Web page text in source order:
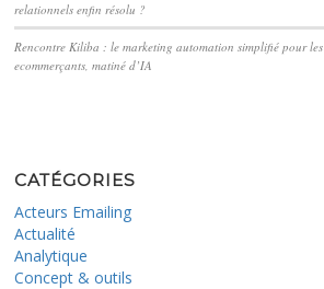
relationnels enfin résolu ?
Rencontre Kiliba : le marketing automation simplifié pour les
ecommerçants, matiné d’IA
CATÉGORIES
Acteurs Emailing
Actualité
Analytique
Concept & outils